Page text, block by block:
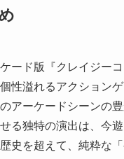
ード版『クレイジー
性溢れるアクション
アーケードシーンの
る独特の演出は、今
史を超えて、純粋な